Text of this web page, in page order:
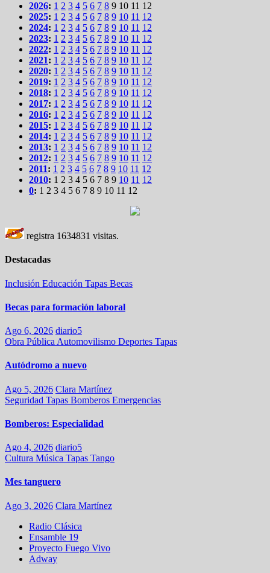
2026: 1 2 3 4 5 6 7 8 9 10 11 12
2025: 1 2 3 4 5 6 7 8 9 10 11 12
2024: 1 2 3 4 5 6 7 8 9 10 11 12
2023: 1 2 3 4 5 6 7 8 9 10 11 12
2022: 1 2 3 4 5 6 7 8 9 10 11 12
2021: 1 2 3 4 5 6 7 8 9 10 11 12
2020: 1 2 3 4 5 6 7 8 9 10 11 12
2019: 1 2 3 4 5 6 7 8 9 10 11 12
2018: 1 2 3 4 5 6 7 8 9 10 11 12
2017: 1 2 3 4 5 6 7 8 9 10 11 12
2016: 1 2 3 4 5 6 7 8 9 10 11 12
2015: 1 2 3 4 5 6 7 8 9 10 11 12
2014: 1 2 3 4 5 6 7 8 9 10 11 12
2013: 1 2 3 4 5 6 7 8 9 10 11 12
2012: 1 2 3 4 5 6 7 8 9 10 11 12
2011: 1 2 3 4 5 6 7 8 9 10 11 12
2010: 1 2 3 4 5 6 7 8 9 10 11 12
0: 1 2 3 4 5 6 7 8 9 10 11 12
registra 1634831 visitas.
Destacadas
Inclusión Educación Tapas Becas
Becas para formación laboral
Ago 6, 2026 diario5
Obra Pública Automovilismo Deportes Tapas
Autódromo a nuevo
Ago 5, 2026 Clara Martínez
Seguridad Tapas Bomberos Emergencias
Bomberos: Especialidad
Ago 4, 2026 diario5
Cultura Música Tapas Tango
Mes tanguero
Ago 3, 2026 Clara Martínez
Radio Clásica
Ensamble 19
Proyecto Fuego Vivo
Adway